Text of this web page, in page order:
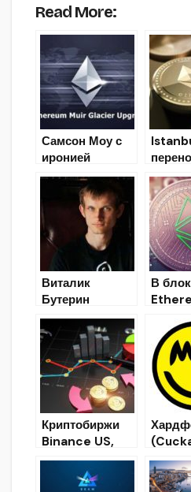
Read More:
Самсон Моу с
иронией
отнесся к дате
форка Muir
Glacier в сети
Ethereum
Виталик
Бутерин
предложил
вариант
плавного
перехода на
Ethereum 2.0
В
Криптобиржи
Binance US,
FTX и OKCoin
предлагают
)